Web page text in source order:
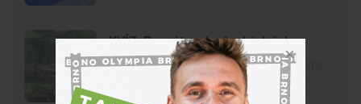
KVÍZ: Poznáte ryby českých řek a
rybníků? Otestujte své znalosti v kvízu